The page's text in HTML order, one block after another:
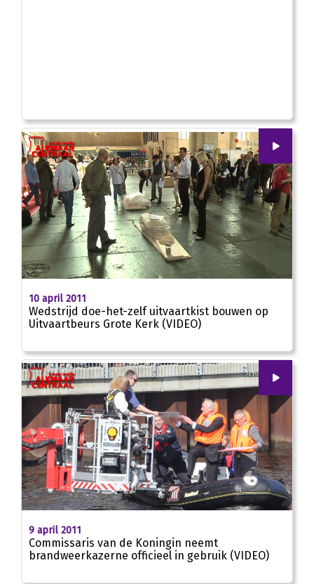
00:00
10 april 2011
Wedstrijd doe-het-zelf uitvaartkist bouwen op
Uitvaartbeurs Grote Kerk (VIDEO)
00
9 april 2011
Commissaris van de Koningin neemt
brandweerkazerne officieel in gebruik (VIDEO)